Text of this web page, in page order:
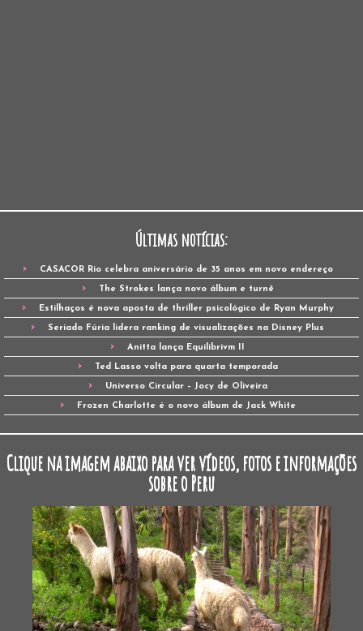
Últimas notícias:
CASACOR Rio celebra aniversário de 35 anos em novo endereço
The Strokes lança novo álbum e turnê
Estilhaços é nova aposta de thriller psicológico de Ryan Murphy
Seriado Fúria lidera ranking de visualizações na Disney Plus
Anitta lança Equilibrivm II
Ted Lasso volta para quarta temporada
Universo Circular – Jocy de Oliveira
Frozen Charlotte é o novo álbum de Jack White
Clique na imagem abaixo para ver vídeos, fotos e informações
sobre o Peru